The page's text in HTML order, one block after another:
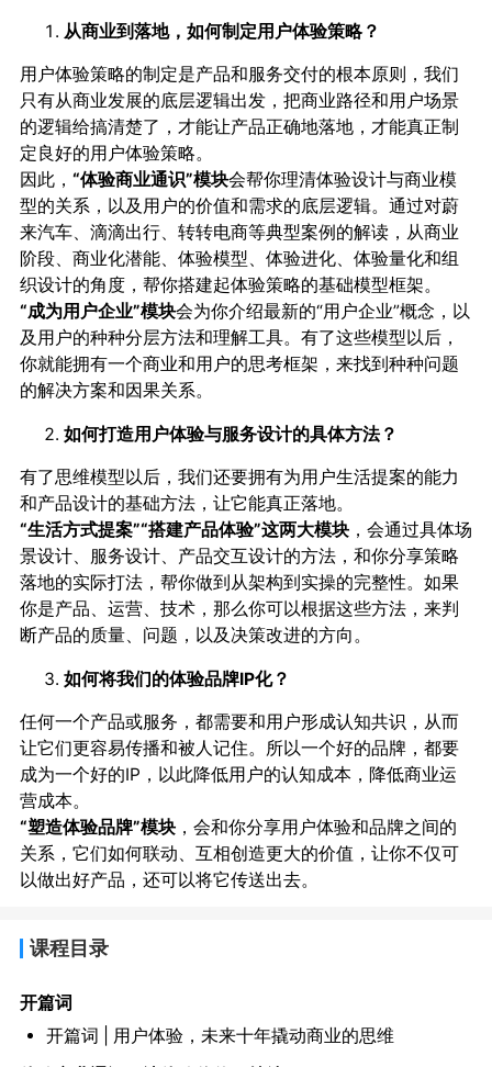
从商业到落地，如何制定用户体验策略？
用户体验策略的制定是产品和服务交付的根本原则，我们
只有从商业发展的底层逻辑出发，把商业路径和用户场景
的逻辑给搞清楚了，才能让产品正确地落地，才能真正制
定良好的用户体验策略。
因此， “体验商业通识”模块会帮你理清体验设计与商业模
型的关系，以及用户的价值和需求的底层逻辑。通过对蔚
来汽车、滴滴出行、转转电商等典型案例的解读，从商业
阶段、商业化潜能、体验模型、体验进化、体验量化和组
织设计的角度，帮你搭建起体验策略的基础模型框架。
“成为用户企业”模块会为你介绍最新的“用户企业”概念，以
及用户的种种分层方法和理解工具。有了这些模型以后，
你就能拥有一个商业和用户的思考框架，来找到种种问题
的解决方案和因果关系。
如何打造用户体验与服务设计的具体方法？
有了思维模型以后，我们还要拥有为用户生活提案的能力
和产品设计的基础方法，让它能真正落地。
“生活方式提案”“搭建产品体验”这两大模块，会通过具体场
景设计、服务设计、产品交互设计的方法，和你分享策略
落地的实际打法，帮你做到从架构到实操的完整性。如果
你是产品、运营、技术，那么你可以根据这些方法，来判
断产品的质量、问题，以及决策改进的方向。
如何将我们的体验品牌IP化？
任何一个产品或服务，都需要和用户形成认知共识，从而
让它们更容易传播和被人记住。所以一个好的品牌，都要
成为一个好的IP，以此降低用户的认知成本，降低商业运
营成本。
“塑造体验品牌”模块，会和你分享用户体验和品牌之间的
关系，它们如何联动、互相创造更大的价值，让你不仅可
以做出好产品，还可以将它传送出去。
课程目录
开篇词
开篇词 | 用户体验，未来十年撬动商业的思维